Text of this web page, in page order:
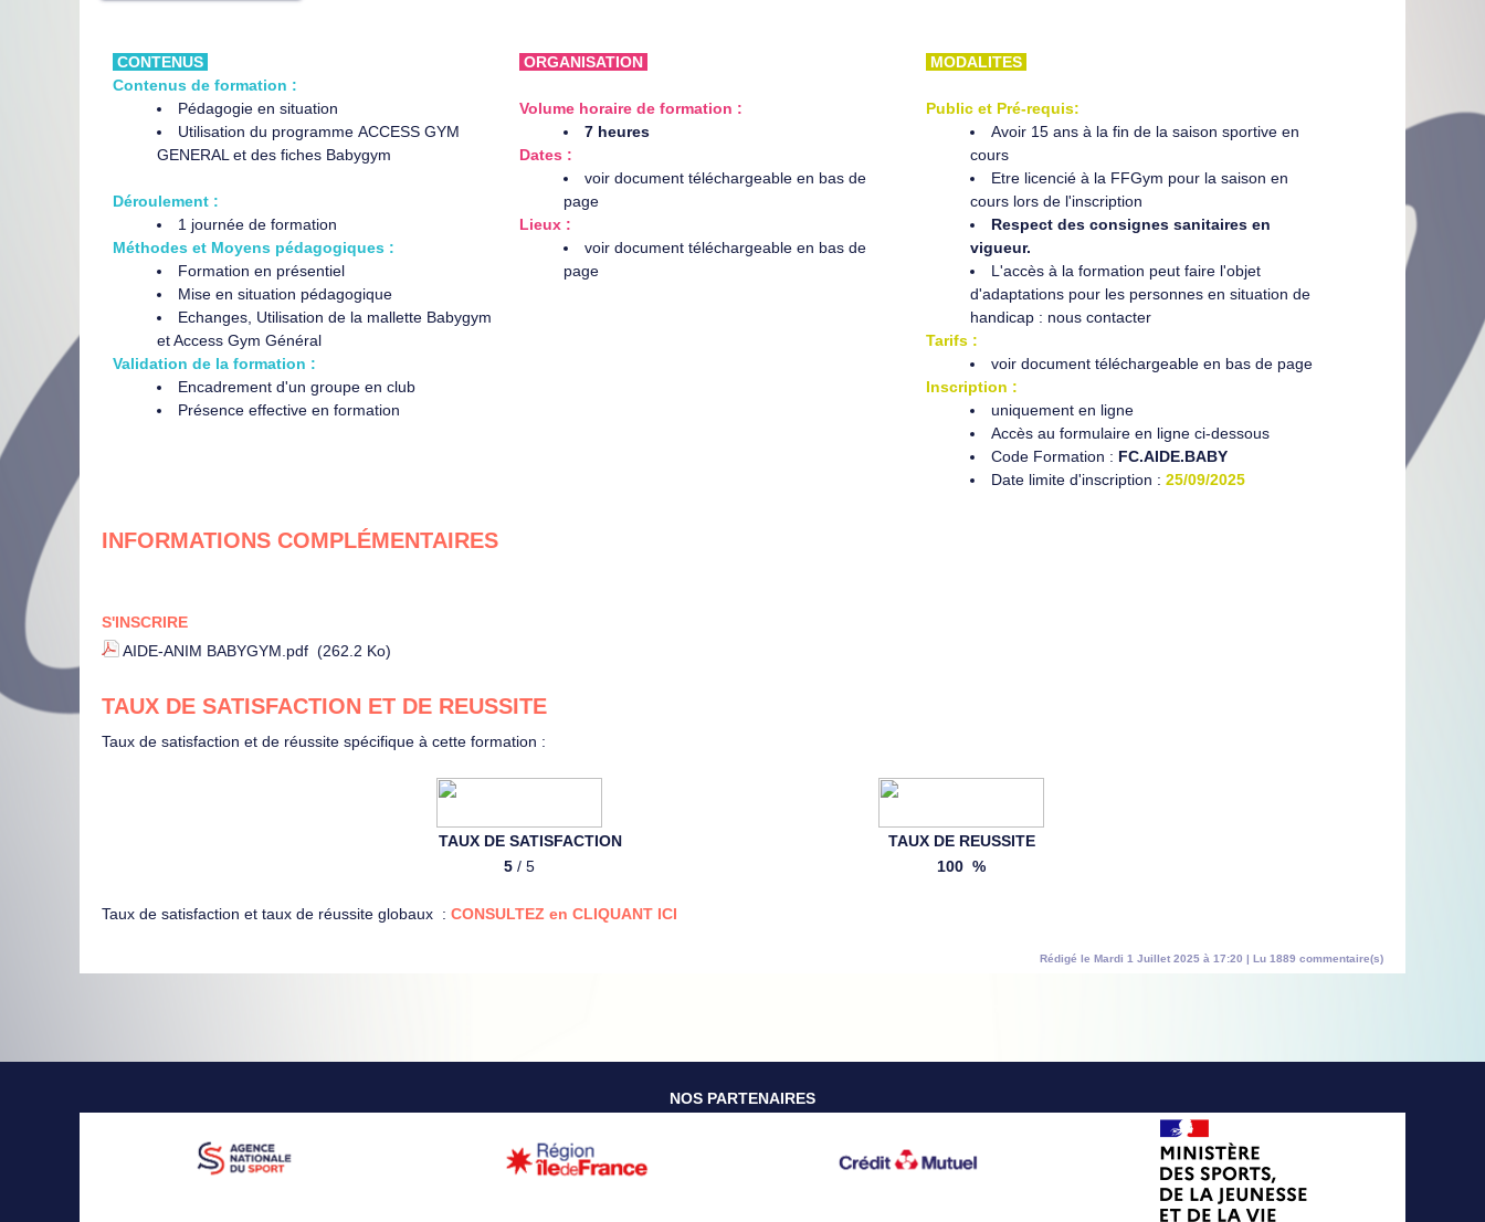
CONTENUS
Contenus de formation :
Pédagogie en situation
Utilisation du programme ACCESS GYM
GENERAL et des fiches Babygym
Déroulement :
1 journée de formation
Méthodes et Moyens pédagogiques :
Formation en présentiel
Mise en situation pédagogique
Echanges, Utilisation de la mallette Babygym
et Access Gym Général
​Validation de la formation :
Encadrement d'un groupe en club
Présence effective en formation
ORGANISATION
Volume horaire de formation :
7 heures
Dates :
voir document téléchargeable en bas de
page
Lieux :
voir document téléchargeable en bas de
page
MODALITES
Public et Pré-requis:
Avoir 15 ans à la fin de la saison sportive en
cours
Etre licencié à la FFGym pour la saison en
cours lors de l'inscription
Respect des consignes sanitaires en
vigueur.
L'accès à la formation peut faire l'objet
d'adaptations pour les personnes en situation de
handicap : nous contacter
Tarifs :
voir document téléchargeable en bas de page
Inscription :
uniquement en ligne
Accès au formulaire en ligne ci-dessous
Code Formation : FC.AIDE.BABY
Date limite d'inscription : 25/09/2025
INFORMATIONS COMPLÉMENTAIRES
S'INSCRIRE
AIDE-ANIM BABYGYM.pdf (262.2 Ko)
TAUX DE SATISFACTION ET DE REUSSITE
Taux de satisfaction et de réussite spécifique à cette formation :
TAUX DE SATISFACTION
TAUX DE REUSSITE
5 / 5 100 %
Taux de satisfaction et taux de réussite globaux : CONSULTEZ en CLIQUANT ICI
Rédigé le Mardi 1 Juillet 2025 à 17:20 | Lu 1889 commentaire(s)
NOS PARTENAIRES